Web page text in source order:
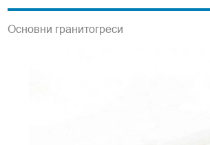
Основни гранитогреси